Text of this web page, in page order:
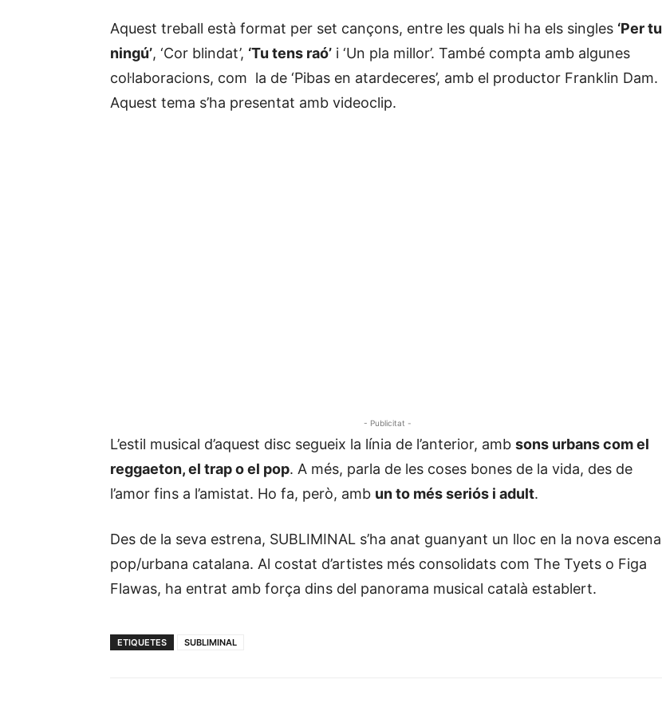
Aquest treball està format per set cançons, entre les quals hi ha els singles ‘Per tu
ningú’, ‘Cor blindat’, ‘Tu tens raó’ i ‘Un pla millor’. També compta amb algunes
col·laboracions, com la de ‘Pibas en atardeceres’, amb el productor Franklin Dam.
Aquest tema s’ha presentat amb videoclip.
- Publicitat -
L’estil musical d’aquest disc segueix la línia de l’anterior, amb sons urbans com el
reggaeton, el trap o el pop. A més, parla de les coses bones de la vida, des de
l’amor fins a l’amistat. Ho fa, però, amb un to més seriós i adult.
Des de la seva estrena, SUBLIMINAL s’ha anat guanyant un lloc en la nova escena
pop/urbana catalana. Al costat d’artistes més consolidats com The Tyets o Figa
Flawas, ha entrat amb força dins del panorama musical català establert.
ETIQUETES SUBLIMINAL